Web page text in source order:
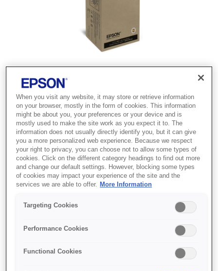
C869R Yellow XXL Ink
When you visit any website, it may store or retrieve information
on your browser, mostly in the form of cookies. This information
might be about you, your preferences or your device and is
mostly used to make the site work as you expect it to. The
information does not usually directly identify you, but it can give
you a more personalized web experience. Because we respect
your right to privacy, you can choose not to allow some types of
cookies. Click on the different category headings to find out more
and change our default settings. However, blocking some types
of cookies may impact your experience of the site and the
services we are able to offer. More Information
Targeting Cookies
Performance Cookies
Functional Cookies